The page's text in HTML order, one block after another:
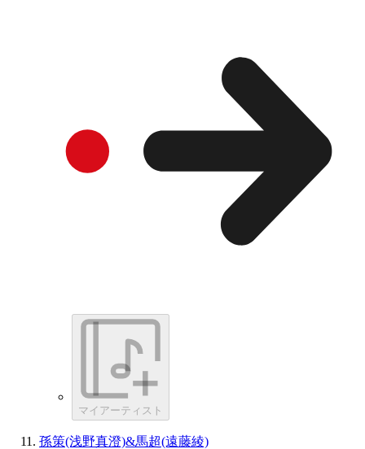
マイアーティスト
孫策(浅野真澄)&馬超(遠藤綾)